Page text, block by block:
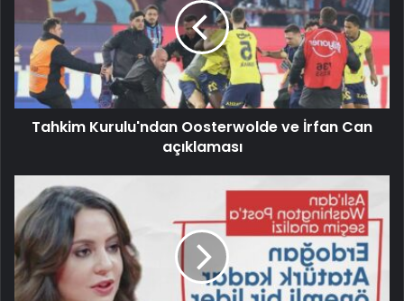
Tahkim Kurulu'ndan Oosterwolde ve İrfan Can
açıklaması